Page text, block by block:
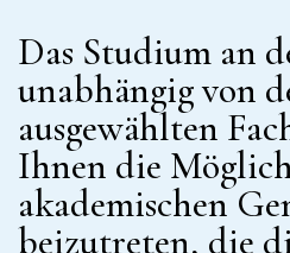
Das Studium an
unabhängig von
ausgewählten
Ihnen die
akademischen
beizutreten, die